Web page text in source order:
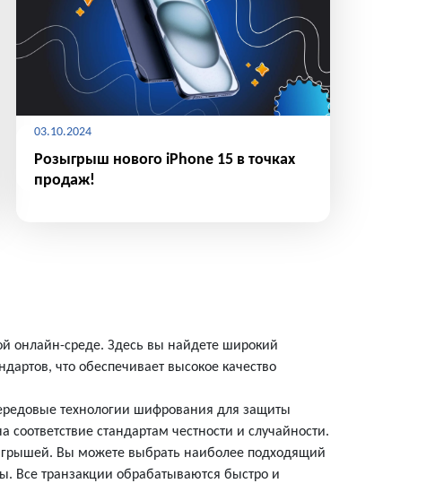
03.10.2024
Розыгрыш нового iPhone 15 в точках
продаж!
онлайн-среде. Здесь вы найдете широкий
что обеспечивает высокое качество
технологии шифрования для защиты
стандартам честности и случайности.
Вы можете выбрать наиболее подходящий
Все транзакции обрабатываются быстро и